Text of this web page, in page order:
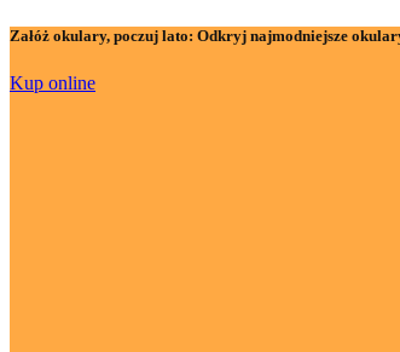
Załóż okulary, poczuj lato: Odkryj najmodniejsze
Kup online